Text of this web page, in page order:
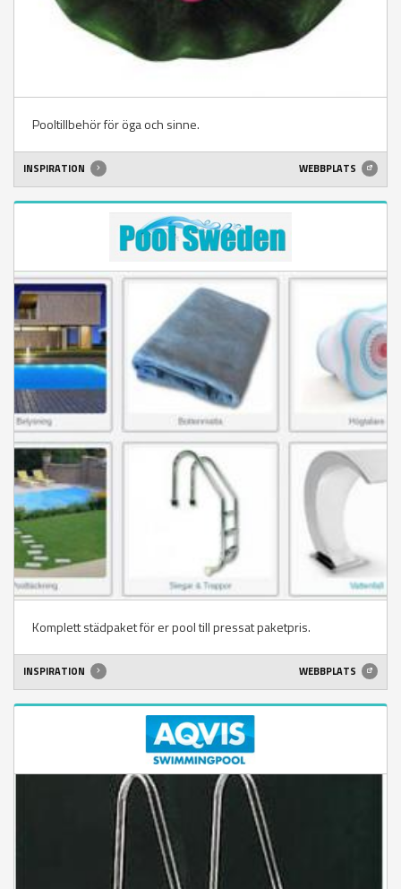
Pooltillbehör för öga och sinne.
INSPIRATION WEBBPLATS
Komplett städpaket för er pool till pressat paketpris.
INSPIRATION WEBBPLATS